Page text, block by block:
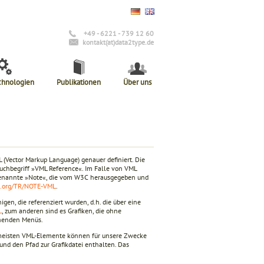
+49 - 6221 - 739 12 60
kontakt(at)data2type.de
Publikationen Über uns
Markup Language) genauer definiert. Die
»VML Reference«. Im Falle von VML
»Note«, die vom W3C herausgegeben und
TR/NOTE-VML
die referenziert wurden, d.h. die über eine
, zum anderen sind es Grafiken, die ohne
Menüs.
VML-Elemente können für unsere Zwecke
den Pfad zur Grafikdatei enthalten. Das